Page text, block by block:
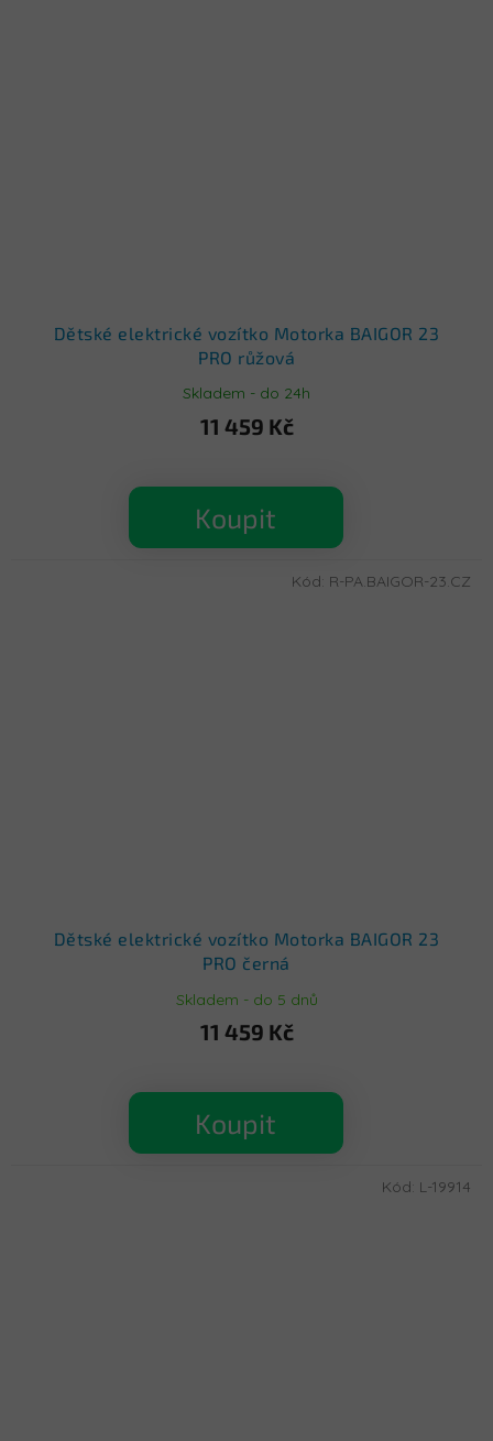
Dětské elektrické vozítko Motorka BAIGOR 23
PRO růžová
Skladem - do 24h
11 459 Kč
Koupit
Dětské elektrické vozítko Motorka BAIGOR 23
PRO černá
Skladem - do 5 dnů
11 459 Kč
Koupit
Kód: R-PA.BAIGOR-23.CZ
Kód: L-19914